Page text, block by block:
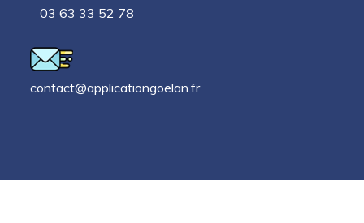
03 63 33 52 78
contact@applicationgoelan.fr